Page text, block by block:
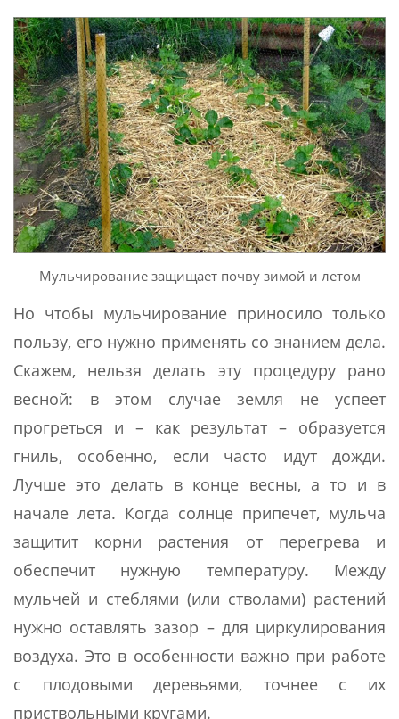
Мульчирование защищает почву зимой и летом
Но чтобы мульчирование приносило только
пользу, его нужно применять со знанием дела.
Скажем, нельзя делать эту процедуру рано
весной: в этом случае земля не успеет
прогреться и – как результат – образуется
гниль, особенно, если часто идут дожди.
Лучше это делать в конце весны, а то и в
начале лета. Когда солнце припечет, мульча
защитит корни растения от перегрева и
обеспечит нужную температуру. Между
мульчей и стеблями (или стволами) растений
нужно оставлять зазор – для циркулирования
воздуха. Это в особенности важно при работе
с плодовыми деревьями, точнее с их
приствольными кругами.